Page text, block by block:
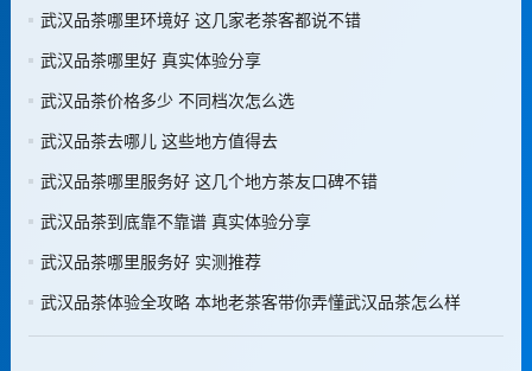
武汉品茶哪里环境好 这几家老茶客都说不错
武汉品茶哪里好 真实体验分享
武汉品茶价格多少 不同档次怎么选
武汉品茶去哪儿 这些地方值得去
武汉品茶哪里服务好 这几个地方茶友口碑不错
武汉品茶到底靠不靠谱 真实体验分享
武汉品茶哪里服务好 实测推荐
武汉品茶体验全攻略 本地老茶客带你弄懂武汉品茶怎么样